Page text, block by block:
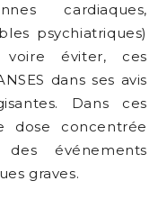
cardiaques,
psychiatriques)
voire éviter, ces
dans ses avis
Dans ces
dose concentrée
événements
graves.